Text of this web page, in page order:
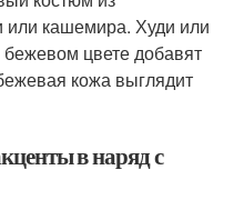
или кашемира. Худи или
цвете добавят
кожа выглядит
в наряд с